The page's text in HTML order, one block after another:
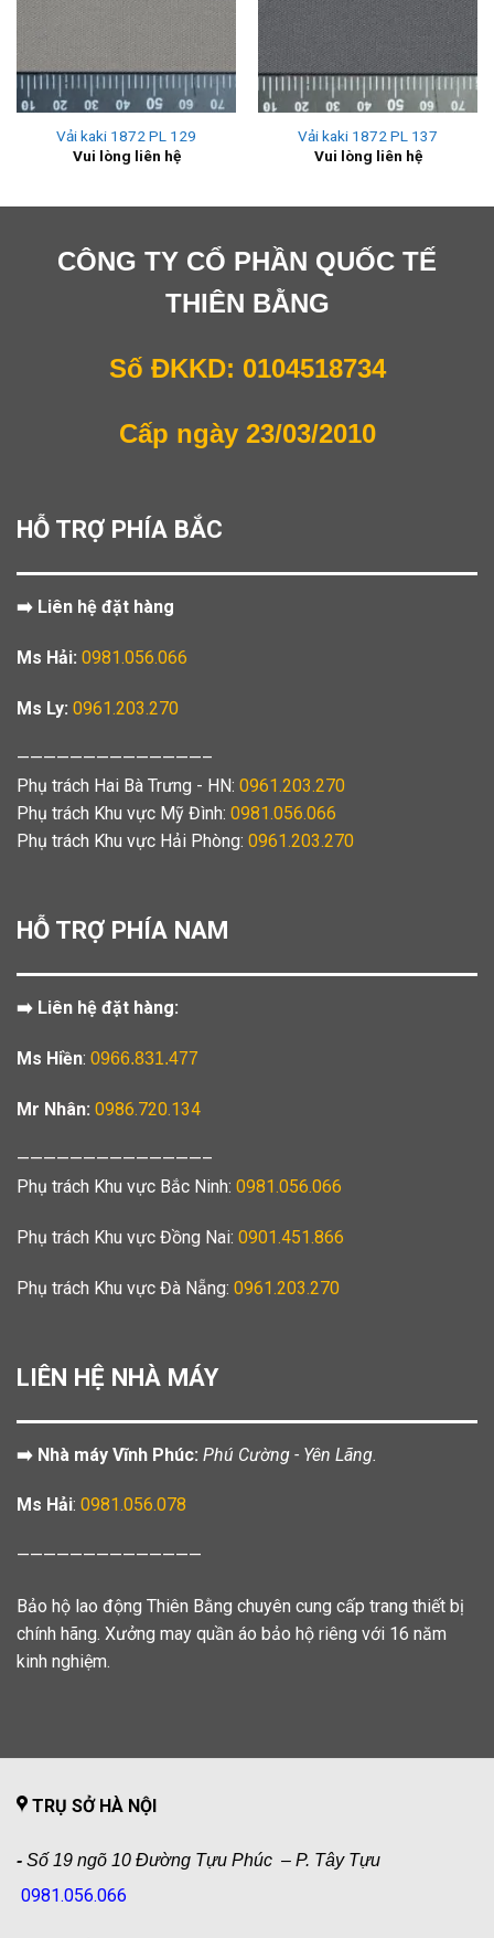
Vải kaki 1872 PL 129
Vui lòng liên hệ
Vải kaki 1872 PL 137
Vui lòng liên hệ
CÔNG TY CỔ PHẦN QUỐC TẾ
THIÊN BẰNG
Số ĐKKD: 0104518734
Cấp ngày 23/03/2010
HỖ TRỢ PHÍA BẮC
➡️ Liên hệ đặt hàng
Ms Hải: 0981.056.066
Ms Ly: 0961.203.270
——————————————–
Phụ trách Hai Bà Trưng - HN: 0961.203.270
Phụ trách Khu vực Mỹ Đình: 0981.056.066
Phụ trách Khu vực Hải Phòng: 0961.203.270
HỖ TRỢ PHÍA NAM
➡️ Liên hệ đặt hàng:
Ms Hiền: 0966.831.477
Mr Nhân: 0986.720.134
——————————————–
Phụ trách Khu vực Bắc Ninh: 0981.056.066
Phụ trách Khu vực Đồng Nai: 0901.451.866
Phụ trách Khu vực Đà Nẵng: 0961.203.270
LIÊN HỆ NHÀ MÁY
➡️ Nhà máy Vĩnh Phúc: Phú Cường - Yên Lãng.
Ms Hải: 0981.056.078
——————————————
Bảo hộ lao động Thiên Bằng chuyên cung cấp trang thiết bị
chính hãng. Xưởng may quần áo bảo hộ riêng với 16 năm
kinh nghiệm.
TRỤ SỞ HÀ NỘI
- Số 19 ngõ 10 Đường Tựu Phúc – P. Tây Tựu
0981.056.066